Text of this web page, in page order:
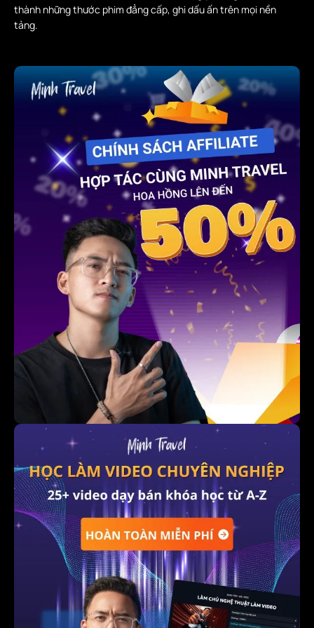
thành những thước phim đẳng cấp, ghi dấu ấn trên mọi nền
tảng.